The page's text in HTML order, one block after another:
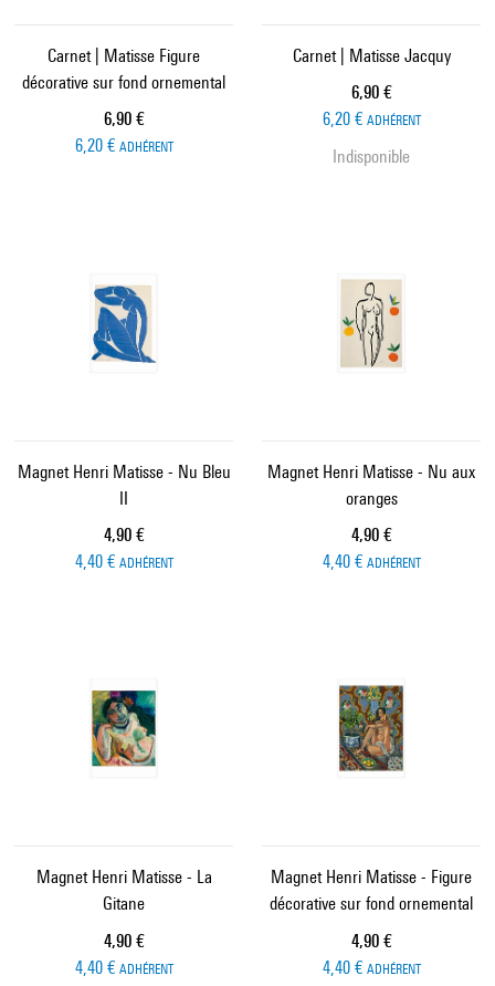
Carnet | Matisse Figure
décorative sur fond ornemental
Prix ​​actuel
6,90 €
6,20 € ADHÉRENT
Carnet | Matisse Jacquy
Prix ​​actuel
6,90 €
6,20 € ADHÉRENT
Indisponible
Magnet Henri Matisse - Nu Bleu
II
Prix ​​actuel
4,90 €
4,40 € ADHÉRENT
Magnet Henri Matisse - Nu aux
oranges
Prix ​​actuel
4,90 €
4,40 € ADHÉRENT
Magnet Henri Matisse - La
Gitane
Prix ​​actuel
4,90 €
4,40 € ADHÉRENT
Magnet Henri Matisse - Figure
décorative sur fond ornemental
Prix ​​actuel
4,90 €
4,40 € ADHÉRENT